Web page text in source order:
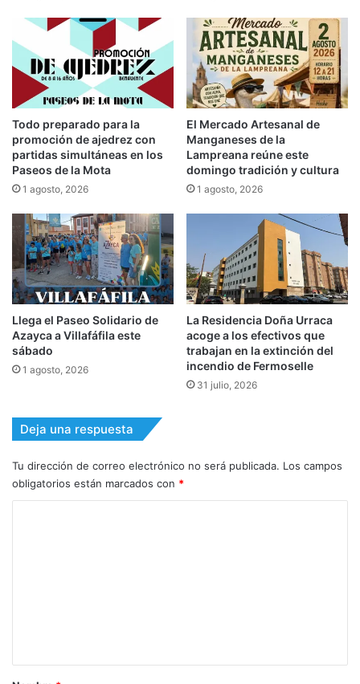
Todo preparado para la
promoción de ajedrez con
partidas simultáneas en los
Paseos de la Mota
1 agosto, 2026
El Mercado Artesanal de
Manganeses de la
Lampreana reúne este
domingo tradición y cultura
1 agosto, 2026
Llega el Paseo Solidario de
Azayca a Villafáfila este
sábado
1 agosto, 2026
La Residencia Doña Urraca
acoge a los efectivos que
trabajan en la extinción del
incendio de Fermoselle
31 julio, 2026
Deja una respuesta
Tu dirección de correo electrónico no será publicada. Los campos
obligatorios están marcados con *
r